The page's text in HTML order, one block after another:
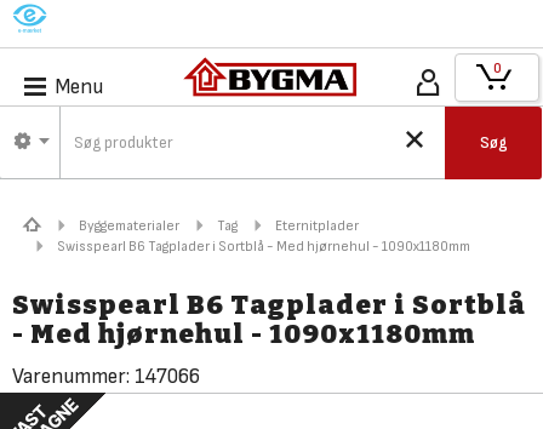
M
Menu
Søg
0
Byggematerialer Tag
Eternitplader
Swisspearl B6 Tagplader i Sortblå - Med hjørnehul - 1090x1180mm
Swisspearl B6 Tagplader i Sortblå
- Med hjørnehul - 1090x1180mm
Varenummer: 147066